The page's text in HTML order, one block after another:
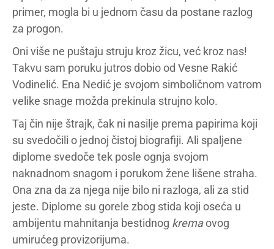
primer, mogla bi u jednom času da postane razlog
za progon.
Oni više ne puštaju struju kroz žicu, već kroz nas!
Takvu sam poruku jutros dobio od Vesne Rakić
Vodinelić. Ena Nedić je svojom simboličnom vatrom
velike snage možda prekinula strujno kolo.
Taj čin nije štrajk, čak ni nasilje prema papirima koji
su svedočili o jednoj čistoj biografiji. Ali spaljene
diplome svedoče tek posle ognja svojom
naknadnom snagom i porukom žene lišene straha.
Ona zna da za njega nije bilo ni razloga, ali za stid
jeste. Diplome su gorele zbog stida koji oseća u
ambijentu mahnitanja bestidnog kremaovog
umirućeg provizorijuma.